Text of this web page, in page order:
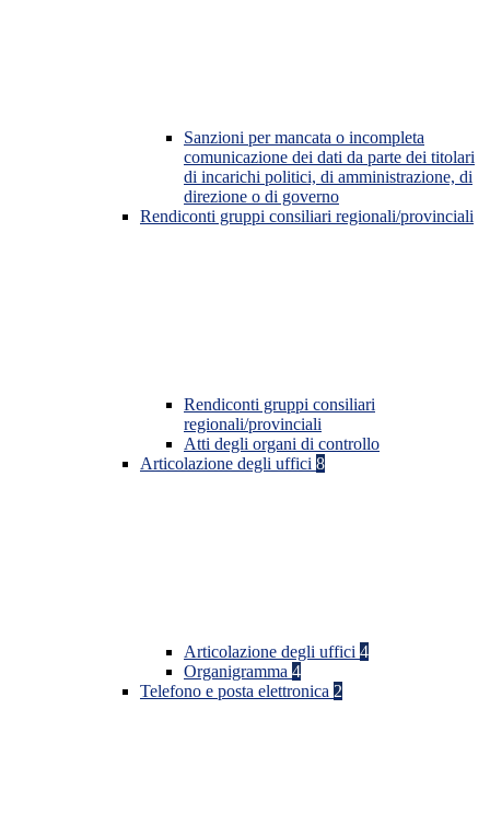
Sanzioni per mancata o incompleta
comunicazione dei dati da parte dei titolari
di incarichi politici, di amministrazione, di
direzione o di governo
Rendiconti gruppi consiliari regionali/provinciali
Rendiconti gruppi consiliari
regionali/provinciali
Atti degli organi di controllo
Articolazione degli uffici 8
Articolazione degli uffici 4
Organigramma 4
Telefono e posta elettronica 2